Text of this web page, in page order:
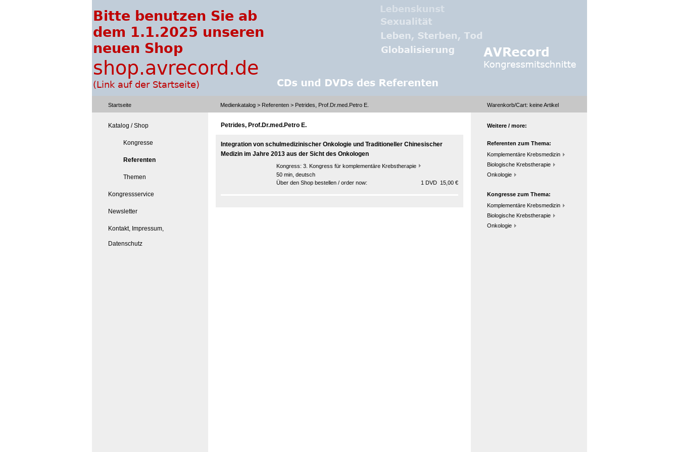
Startseite Medienkatalog > Referenten > Petrides, Prof.Dr.med.Petro E. Warenkorb/Cart: keineArtikel
Katalog / Shop
Kongresse
Referenten
Themen
Kongressservice
Newsletter
Kontakt, Impressum,
Datenschutz
Petrides, Prof.Dr.med.Petro E.
Integration von schulmedizinischer Onkologie und Traditioneller Chinesischer
Medizin im Jahre 2013 aus der Sicht des Onkologen
Kongress: 3. Kongress für komplementäre Krebstherapie
50 min, deutsch
Über den Shop bestellen / order now:
1 DVD 15,00 €
Weitere / more:
Referenten zum Thema:
Komplementäre Krebsmedizin
Biologische Krebstherapie
Onkologie
Kongresse zum Thema:
Komplementäre Krebsmedizin
Biologische Krebstherapie
Onkologie